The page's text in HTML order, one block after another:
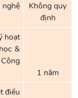
Không quy
định
hoạt
&
1 năm
điều